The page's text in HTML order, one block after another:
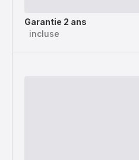
Garantie 2 ans
incluse